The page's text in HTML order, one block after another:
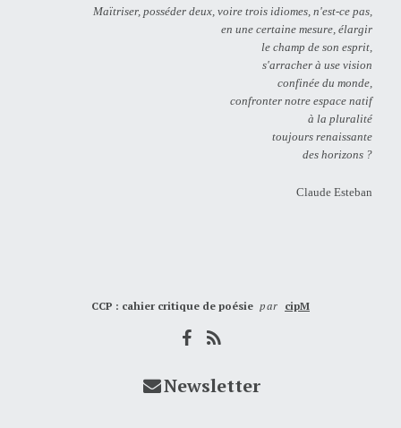
Maïtriser, posséder deux, voire trois idiomes, n'est-ce pas,
en une certaine mesure, élargir
le champ de son esprit,
s'arracher à use vision
confinée du monde,
confronter notre espace natif
à la pluralité
toujours renaissante
des horizons ?
Claude Esteban
CCP : cahier critique de poésie par cipM
Newsletter